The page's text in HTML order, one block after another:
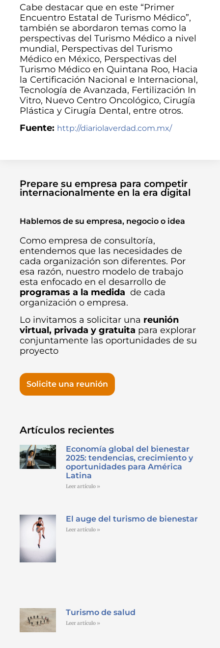
Cabe destacar que en este “Primer
Encuentro Estatal de Turismo Médico”,
también se abordaron temas como la
perspectivas del Turismo Médico a nivel
mundial, Perspectivas del Turismo
Médico en México, Perspectivas del
Turismo Médico en Quintana Roo, Hacia
la Certificación Nacional e Internacional,
Tecnología de Avanzada, Fertilización In
Vitro, Nuevo Centro Oncológico, Cirugía
Plástica y Cirugía Dental, entre otros.
Fuente: http://diariolaverdad.com.mx/
Prepare su empresa para competir
internacionalmente en la era digital
Hablemos de su empresa, negocio o idea
Como empresa de consultoría,
entendemos que las necesidades de
cada organización son diferentes. Por
esa razón, nuestro modelo de trabajo
esta enfocado en el desarrollo de
programas a la medida de cada
organización o empresa.
Lo invitamos a solicitar una reunión
virtual, privada y gratuita para explorar
conjuntamente las oportunidades de su
proyecto
Solicite una reunión
Artículos recientes
Economía global del bienestar
2025: tendencias, crecimiento y
oportunidades para América
Latina
Leer artículo »
El auge del turismo de bienestar
Leer artículo »
Turismo de salud
Leer artículo »